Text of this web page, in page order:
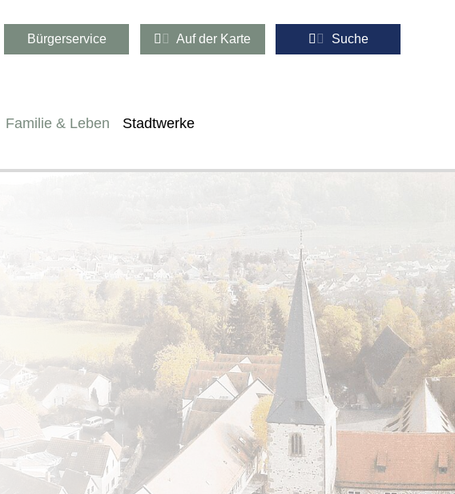
Bürgerservice Auf der Karte Suche
Familie & Leben Stadtwerke